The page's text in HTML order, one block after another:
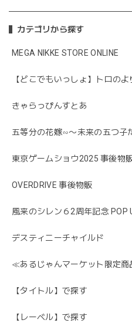
カテゴリから探す
MEGA NIKKE STORE ONLINE
【どこでもいっしょ】トロの
きゃらっぴんすとあ
五等分の花嫁∽〜未来の五つ
東京ゲームショウ2025 事後物
OVERDRIVE 事後物販
風来のシレン６2周年記念 POP
デスティニーチャイルド
≪あるじゃんマーケット限定
【タイトル】で探す
【レーベル】で探す